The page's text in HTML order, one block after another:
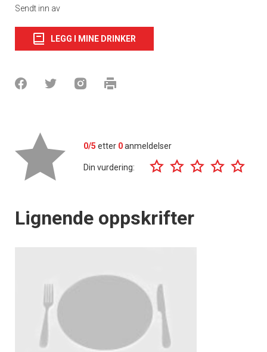
Sendt inn av
LEGG I MINE DRINKER
0/5 etter 0anmeldelser
Din vurdering:
Lignende oppskrifter